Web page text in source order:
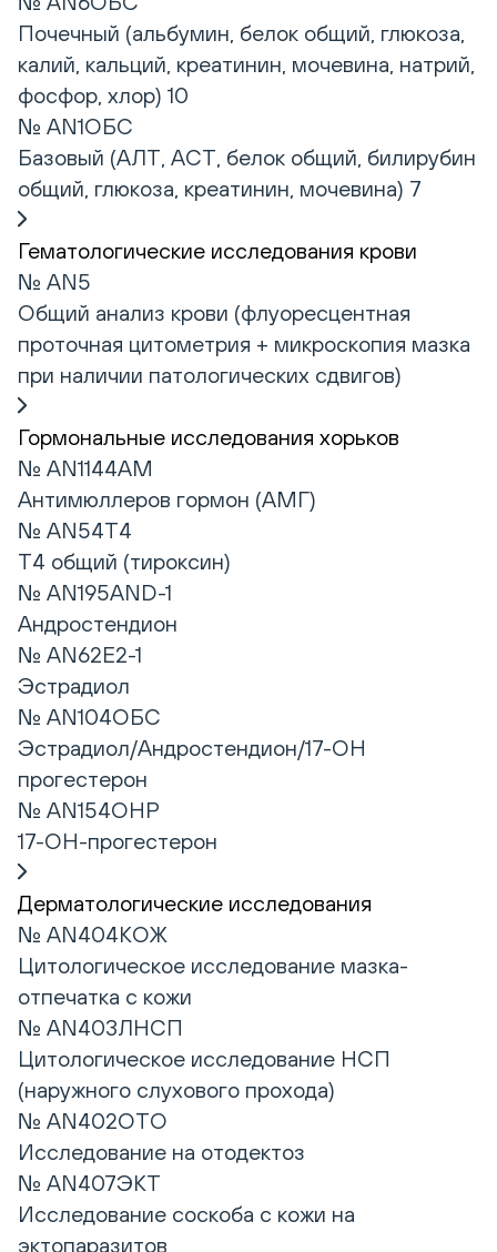
Почечный (альбумин, белок общий, глюкоза,
калий, кальций, креатинин, мочевина, натрий,
фосфор, хлор) 10
№ AN1ОБС
Базовый (АЛТ, АСТ, белок общий, билирубин
общий, глюкоза, креатинин, мочевина) 7
Гематологические исследования крови
№ AN5
Общий анализ крови (флуоресцентная
проточная цитометрия + микроскопия мазка
при наличии патологических сдвигов)
Гормональные исследования хорьков
№ AN1144AM
Антимюллеров гормон (АМГ)
№ AN54T4
T4 общий (тироксин)
№ AN195AND-1
Андростендион
№ AN62E2-1
Эстрадиол
№ AN104ОБС
Эстрадиол/Андростендион/17-ОН
прогестерон
№ AN154OHP
17-ОН-прогестерон
Дерматологические исследования
№ AN404КОЖ
Цитологическое исследование мазка-
отпечатка с кожи
№ AN403ЛНСП
Цитологическое исследование НСП
(наружного слухового прохода)
№ AN402ОТО
Исследование на отодектоз
№ AN407ЭКТ
Исследование соскоба с кожи на
эктопаразитов